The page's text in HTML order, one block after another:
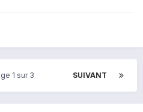
SUIVANT
1 sur 3